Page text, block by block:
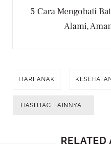
5 Cara Mengobati
Alami,
HARI ANAK
HASHTAG LAINNYA...
RELATED